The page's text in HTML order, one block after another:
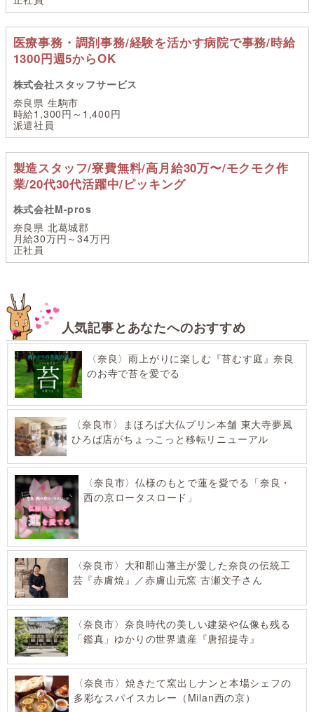
医療事務・調剤事務/経験を活かす病院で事務/時給
1300円週5からOK
株式会社スタッフサービス
奈良県 生駒市
時給1,300円～1,400円
派遣社員
製造スタッフ/寮費無料/高月給30万〜/モクモク作
業/20代30代活躍中/ピッキング
株式会社M-pros
奈良県 北葛城郡
月給30万円～34万円
正社員
人気記事とあなたへのおすすめ
〈奈良〉雨上がりに楽しむ『苔むす庭』奈良
のお寺で苔を愛でる
〈奈良市〉まほろば大仏プリン本舗 東大寺夢風
ひろば店がちょっこっと移転リニューアル
〈奈良市〉仏様のもとで蓮を愛でる「奈良・
西の京ロータスロード」
〈奈良市〉大和郡山藩主が愛した奈良の伝統工
芸『赤膚焼』／赤膚山元窯 古瀬文子さん
〈奈良市〉奈良時代の美しい建築や仏像も残る
「鑑真」ゆかりの世界遺産『唐招提寺』
〈奈良市〉焼きたて窯出しナンと本場シェフの
多彩なスパイスカレー（Milan西の京）